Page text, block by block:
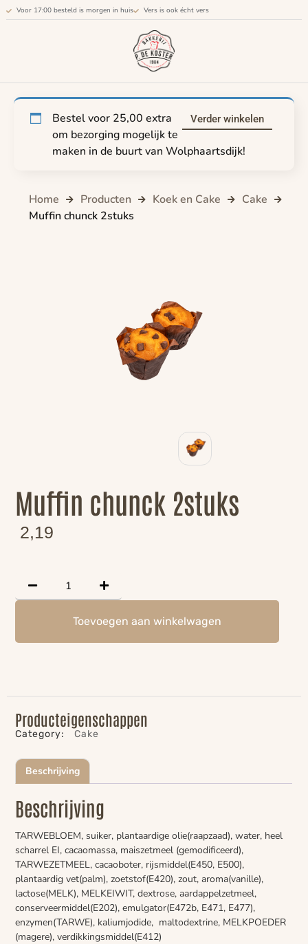
Voor 17:00 besteld is morgen in huis Vers is ook écht vers
Verder winkelen
Bestel voor 25,00 extra
om bezorging mogelijk te
maken in de buurt van Wolphaartsdijk!
Home Producten Koek en Cake
Cake
Muffin chunck 2stuks
Muffin chunck 2stuks
2,19
Toevoegen aan winkelwagen
Producteigenschappen
Category: Cake
Beschrijving
Beschrijving
TARWEBLOEM, suiker, plantaardige olie(raapzaad), water, heel
scharrel EI, cacaomassa, maiszetmeel (gemodificeerd),
TARWEZETMEEL, cacaoboter, rijsmiddel(E450, E500),
plantaardig vet(palm), zoetstof(E420), zout, aroma(vanille),
lactose(MELK), MELKEIWIT, dextrose, aardappelzetmeel,
conserveermiddel(E202), emulgator(E472b, E471, E477),
enzymen(TARWE), kaliumjodide, maltodextrine, MELKPOEDER
(magere), verdikkingsmiddel(E412)